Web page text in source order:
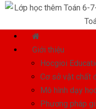
Giới thiệu
Hocgioi
Cơ sở vật chất
Mô hình dạy
Phương pháp